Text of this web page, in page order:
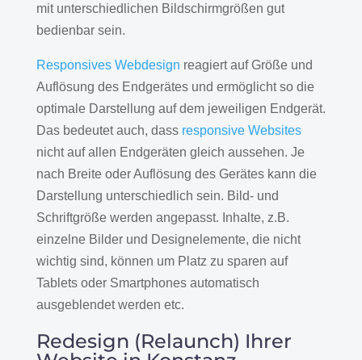
mit unterschiedlichen Bildschirmgrößen gut
bedienbar sein.
Responsives Webdesign reagiert auf Größe und
Auflösung des Endgerätes und ermöglicht so die
optimale Darstellung auf dem jeweiligen Endgerät.
Das bedeutet auch, dass responsive Websites
nicht auf allen Endgeräten gleich aussehen. Je
nach Breite oder Auflösung des Gerätes kann die
Darstellung unterschiedlich sein. Bild- und
Schriftgröße werden angepasst. Inhalte, z.B.
einzelne Bilder und Designelemente, die nicht
wichtig sind, können um Platz zu sparen auf
Tablets oder Smartphones automatisch
ausgeblendet werden etc.
Redesign (Relaunch) Ihrer